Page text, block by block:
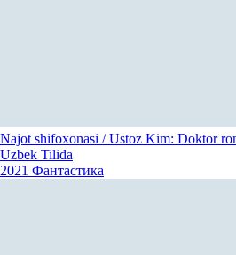
Najot shifoxonasi / Ustoz Kim: Doktor
Uzbek Tilida
2021 Фантастика